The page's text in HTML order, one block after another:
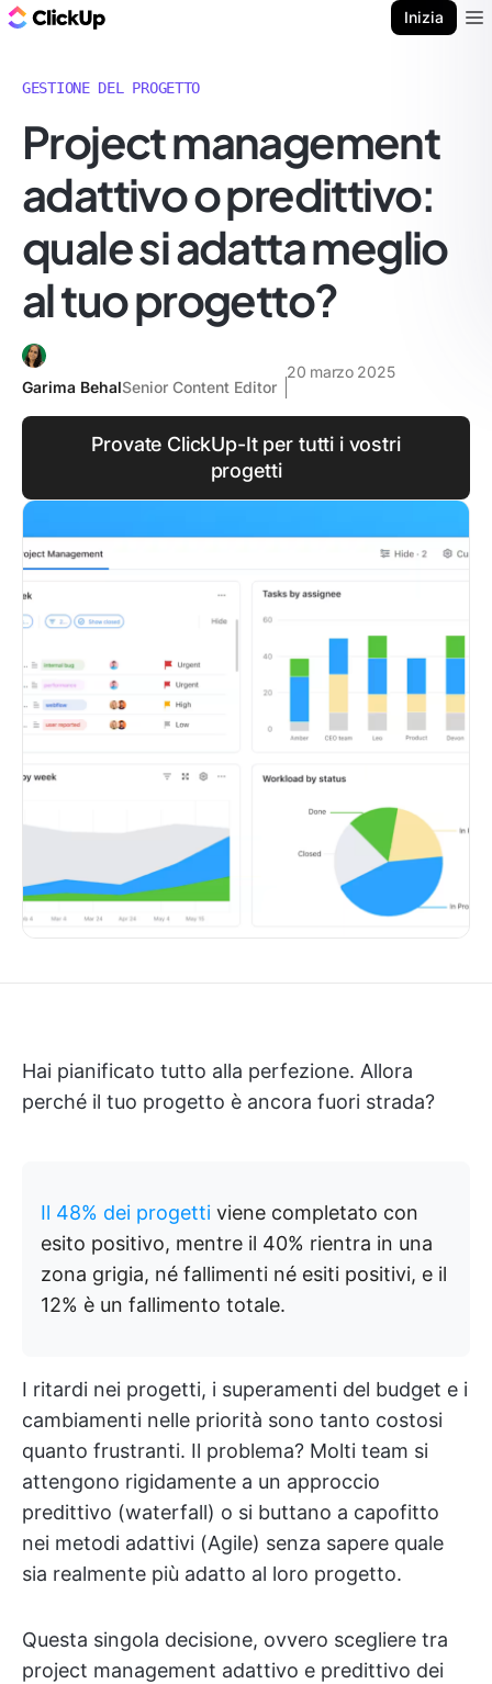
Inizia
GESTIONE DEL PROGETTO
Project management
adattivo o predittivo:
quale si adatta meglio
al tuo progetto?
Garima BehalSenior Content Editor
20 marzo 2025
Provate ClickUp-It per tutti i vostri
progetti
Hai pianificato tutto alla perfezione. Allora
perché il tuo progetto è ancora fuori strada?
Il 48% dei progetti viene completato con
esito positivo, mentre il 40% rientra in una
zona grigia, né fallimenti né esiti positivi, e il
12% è un fallimento totale.
I ritardi nei progetti, i superamenti del budget e i
cambiamenti nelle priorità sono tanto costosi
quanto frustranti. Il problema? Molti team si
attengono rigidamente a un approccio
predittivo (waterfall) o si buttano a capofitto
nei metodi adattivi (Agile) senza sapere quale
sia realmente più adatto al loro progetto.
Questa singola decisione, ovvero scegliere tra
project management adattivo e predittivo dei